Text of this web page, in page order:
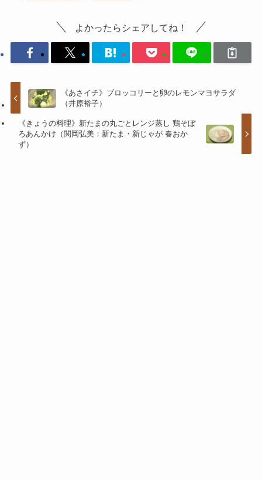
よかったらシェアしてね！
《あさイチ》ブロッコリーと卵のレモンマヨサラダ
（井原裕子）
《きょうの料理》新たまの丸ごとレンジ蒸し 鶏そぼ
ろあんかけ（関岡弘美：新たま・新じゃが 春おか
ず）